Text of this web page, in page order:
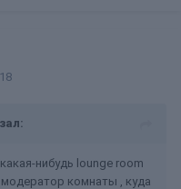
нибудь lounge room
комнаты , куда